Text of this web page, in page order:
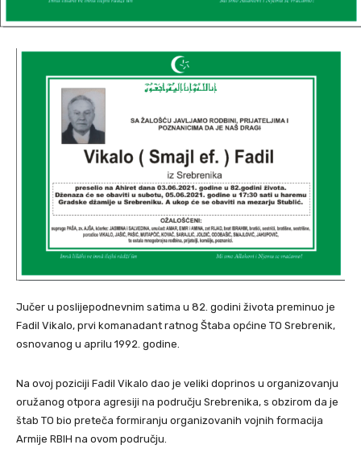
Jučer u poslijepodnevnim satima u 82. godini života preminuo je
Fadil Vikalo, prvi komanadant ratnog Štaba općine TO Srebrenik,
osnovanog u aprilu 1992. godine.
Na ovoj poziciji Fadil Vikalo dao je veliki doprinos u organizovanju
oružanog otpora agresiji na području Srebrenika, s obzirom da je
štab TO bio preteča formiranju organizovanih vojnih formacija
Armije RBIH na ovom području.